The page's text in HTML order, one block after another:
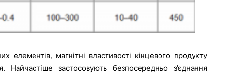
елементів, магнітні властивості кінцевого продукту
Найчастіше застосовують безпосередньо з’єднання